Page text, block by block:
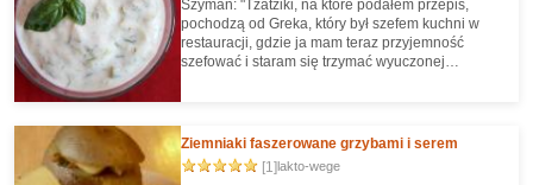
Szyman: "Tzatziki, na które podałem przepis,
pochodzą od Greka, który był szefem kuchni w
restauracji, gdzie ja mam teraz przyjemność
szefować i staram się trzymać wyuczonej
melitzanosalata i dip piperado trzon greckich
mazideł. Głównym składnikiem tzatzika jest jogurt
grecki: gęsty i kwaśniejszy niż rodzime produkty.
Ziemniaki faszerowane grzybami i serem
[1]lakto-wege